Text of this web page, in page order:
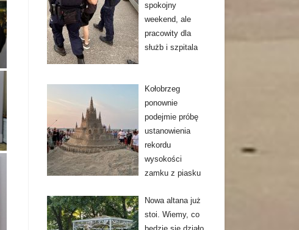
spokojny
weekend, ale
pracowity dla
służb i szpitala
Kołobrzeg
ponownie
podejmie próbę
ustanowienia
rekordu
wysokości
zamku z piasku
Nowa altana już
stoi. Wiemy, co